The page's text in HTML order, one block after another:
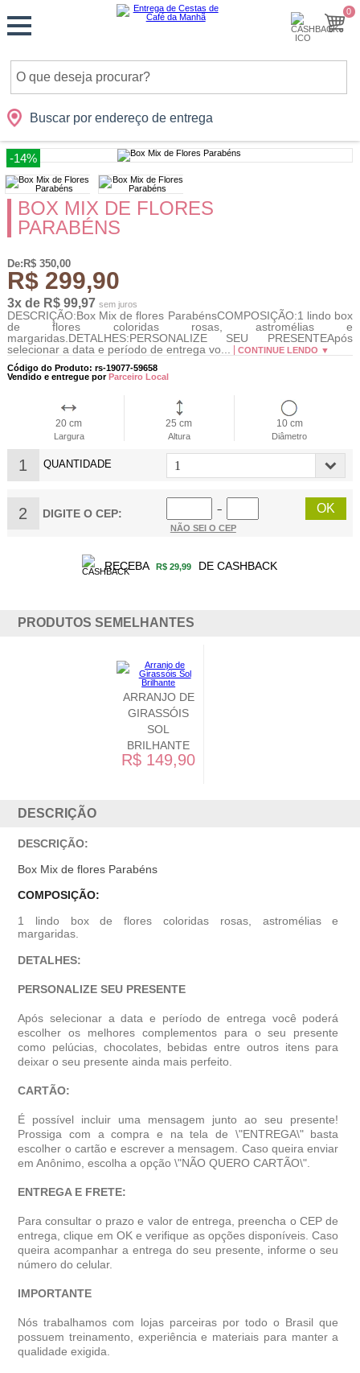
0
Buscar por endereço de entrega
Cidades Presentes Datas Shopping
Monte
sua
Cesta
-14%
BOX MIX DE FLORES
PARABÉNS
De:R$ 350,00
R$ 299,90
3x de R$ 99,97 sem juros
DESCRIÇÃO:Box Mix de flores ParabénsCOMPOSIÇÃO:1 lindo box
de flores coloridas rosas, astromélias e
margaridas.DETALHES:PERSONALIZE SEU PRESENTEApós
selecionar a data e período de entrega vo...
CONTINUE LENDO ▼
Código do Produto: rs-19077-59658
Vendido e entregue porParceiro Local
20 cm
Largura
25 cm
Altura
10 cm
Diâmetro
1 QUANTIDADE
2 DIGITE O CEP:
−
NÃO SEI O CEP
RECEBA R$ 29,99 DE CASHBACK
PRODUTOS SEMELHANTES
ARRANJO DE
GIRASSÓIS
SOL
BRILHANTE
R$ 149,90
DESCRIÇÃO
DESCRIÇÃO:
Box Mix de flores Parabéns
COMPOSIÇÃO:
1 lindo box de flores coloridas rosas, astromélias e
margaridas.
DETALHES:
PERSONALIZE SEU PRESENTE
Após selecionar a data e período de entrega você poder
escolher os melhores complementos para o seu presente
como pelúcias, chocolates, bebidas entre outros itens para
deixar o seu presente ainda mais perfeito.
CARTÃO:
É possível incluir uma mensagem junto ao seu presente!
Prossiga com a compra e na tela de \"ENTREGA\" basta
escolher o cartão e escrever a mensagem. Caso queira enviar
em Anônimo, escolha a opção \"NÃO QUERO CARTÃO\".
ENTREGA E FRETE:
Para consultar o prazo e valor de entrega, preencha o CEP de
entrega, clique em OK e verifique as opções disponíveis. Caso
queira acompanhar a entrega do seu presente, informe o seu
número do celular.
IMPORTANTE
Nós trabalhamos com lojas parceiras por todo o Brasil que
possuem treinamento, experiência e materiais para manter a
qualidade exigida.